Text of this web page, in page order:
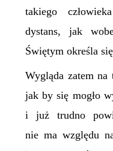
takiego
dystans, jak
Świętym określa
Wygląda zatem
jak by się mogło
i już trudno
nie ma względu